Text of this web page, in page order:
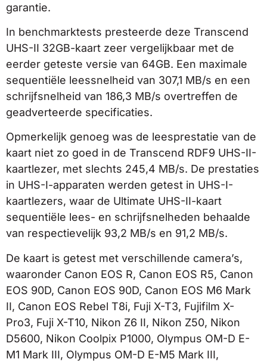
garantie.
In benchmarktests presteerde deze Transcend
UHS-II 32GB-kaart zeer vergelijkbaar met de
eerder geteste versie van 64GB. Een maximale
sequentiële leessnelheid van 307,1 MB/s en een
schrijfsnelheid van 186,3 MB/s overtreffen de
geadverteerde specificaties.
Opmerkelijk genoeg was de leesprestatie van de
kaart niet zo goed in de Transcend RDF9 UHS-II-
kaartlezer, met slechts 245,4 MB/s. De prestaties
in UHS-I-apparaten werden getest in UHS-I-
kaartlezers, waar de Ultimate UHS-II-kaart
sequentiële lees- en schrijfsnelheden behaalde
van respectievelijk 93,2 MB/s en 91,2 MB/s.
De kaart is getest met verschillende camera’s,
waaronder Canon EOS R, Canon EOS R5, Canon
EOS 90D, Canon EOS 90D, Canon EOS M6 Mark
II, Canon EOS Rebel T8i, Fuji X-T3, Fujifilm X-
Pro3, Fuji X-T10, Nikon Z6 II, Nikon Z50, Nikon
D5600, Nikon Coolpix P1000, Olympus OM-D E-
M1 Mark III, Olympus OM-D E-M5 Mark III,